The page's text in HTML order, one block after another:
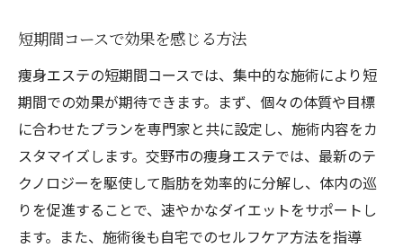
短期間コースで効果を感じる方法
痩身エステの短期間コースでは、集中的な施術により短
期間での効果が期待できます。まず、個々の体質や目標
に合わせたプランを専門家と共に設定し、施術内容をカ
スタマイズします。交野市の痩身エステでは、最新のテ
クノロジーを駆使して脂肪を効率的に分解し、体内の巡
りを促進することで、速やかなダイエットをサポートし
ます。また、施術後も自宅でのセルフケア方法を指導